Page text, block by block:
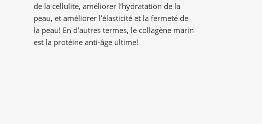
de la cellulite, améliorer l’hydratation de la
peau, et améliorer l’élasticité et la fermeté de
la peau! En d’autres termes, le collagène marin
est la protéine anti-âge ultime!